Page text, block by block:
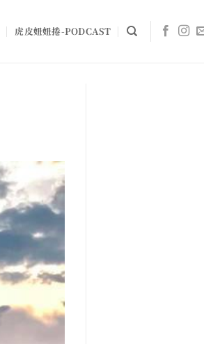
虎皮妞妞捲-PODCAST